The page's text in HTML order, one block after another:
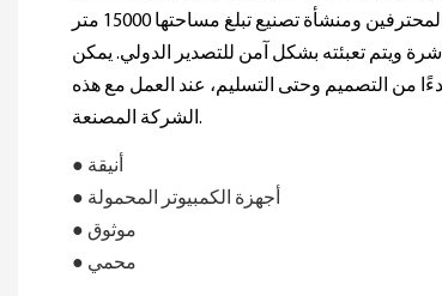
لمدة عام. مع فريق متخصص من المصممين المحترفين ومنشأة تصنيع تبلغ مساحتها 15000 متر
ويتم تعبئته بشكل آمن للتصدير الدولي. يمكن
من التصميم وحتى التسليم، عند العمل مع هذه
الشركة المصنعة.
● أنيقة
● أجهزة الكمبيوتر المحمولة
● موثوق
● محمي